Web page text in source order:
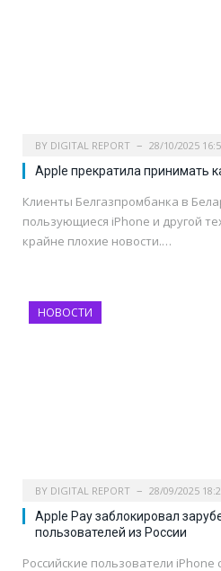
BY DIGITAL REPORT 28/10/2025
Apple прекратила принимать
Клиенты Белгазпромбанка в
пользующиеся iPhone и другой
крайне плохие новости.…
НОВОСТИ
BY DIGITAL REPORT 28/09/2025
Apple Pay заблокировал
пользователей из России
Российские пользователи iPhone